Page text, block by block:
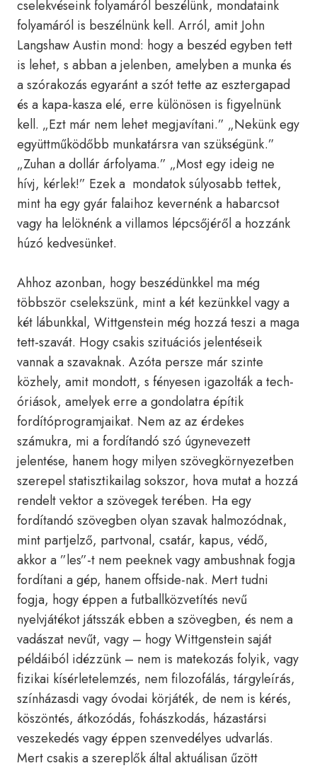
cselekvéseink folyamáról beszélünk, mondataink
folyamáról is beszélnünk kell. Arról, amit John
Langshaw Austin mond: hogy a beszéd egyben tett
is lehet, s abban a jelenben, amelyben a munka és
a szórakozás egyaránt a szót tette az esztergapad
és a kapa-kasza elé, erre különösen is figyelnünk
kell. „Ezt már nem lehet megjavítani.” „Nekünk egy
együttműködőbb munkatársra van szükségünk.”
„Zuhan a dollár árfolyama.” „Most egy ideig ne
hívj, kérlek!” Ezek a mondatok súlyosabb tettek,
mint ha egy gyár falaihoz kevernénk a habarcsot
vagy ha lelöknénk a villamos lépcsőjéről a hozzánk
húzó kedvesünket.
Ahhoz azonban, hogy beszédünkkel ma még
többször cselekszünk, mint a két kezünkkel vagy a
két lábunkkal, Wittgenstein még hozzá teszi a maga
tett-szavát. Hogy csakis szituációs jelentéseik
vannak a szavaknak. Azóta persze már szinte
közhely, amit mondott, s fényesen igazolták a tech-
óriások, amelyek erre a gondolatra építik
fordítóprogramjaikat. Nem az az érdekes
számukra, mi a fordítandó szó úgynevezett
jelentése, hanem hogy milyen szövegkörnyezetben
szerepel statisztikailag sokszor, hova mutat a hozzá
rendelt vektor a szövegek terében. Ha egy
fordítandó szövegben olyan szavak halmozódnak,
mint partjelző, partvonal, csatár, kapus, védő,
akkor a ”les”-t nem peeknek vagy ambushnak fogja
fordítani a gép, hanem offside-nak. Mert tudni
fogja, hogy éppen a futballközvetítés nevű
nyelvjátékot játsszák ebben a szövegben, és nem a
vadászat nevűt, vagy – hogy Wittgenstein saját
példáiból idézzünk – nem is matekozás folyik, vagy
fizikai kísérletelemzés, nem filozofálás, tárgyleírás,
színházasdi vagy óvodai körjáték, de nem is kérés,
köszöntés, átkozódás, fohászkodás, házastársi
veszekedés vagy éppen szenvedélyes udvarlás.
Mert csakis a szereplők által aktuálisan űzött